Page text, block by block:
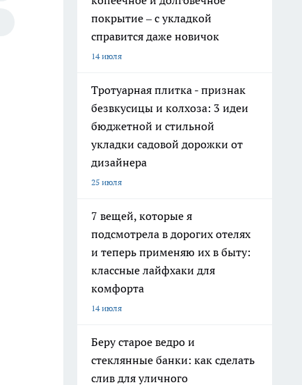
покрытие – с укладкой
справится даже новичок
14 июля
Тротуарная плитка - признак
безвкусицы и колхоза: 3 идеи
бюджетной и стильной
укладки садовой дорожки от
дизайнера
25 июля
7 вещей, которые я
подсмотрела в дорогих отелях
и теперь применяю их в быту:
классные лайфхаки для
комфорта
14 июля
Беру старое ведро и
стеклянные банки: как сделать
слив для уличного